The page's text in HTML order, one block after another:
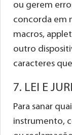
ou gerem
concorda em
macros,
outro
caracteres
7. LEI E
Para sanar
instrumento,